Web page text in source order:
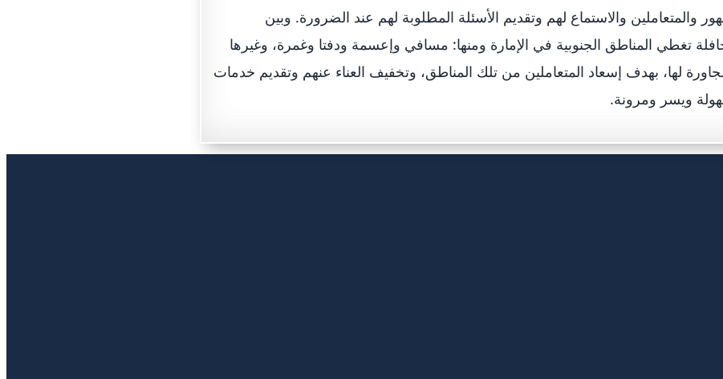
والمتعاملين والاستماع لهم وتقديم الأسئلة المطلوبة لهم عند الضرورة. وبين
تغطي المناطق الجنوبية في الإمارة ومنها: مسافي وإعسمة ودفتا وغمرة، وغيرها
لها، بهدف إسعاد المتعاملين من تلك المناطق، وتخفيف العناء عنهم وتقديم خدمات
ويسر ومرونة.